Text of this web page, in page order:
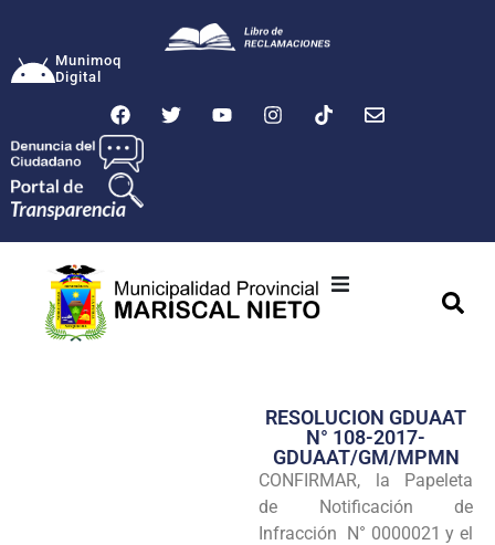
Munimoq
Digital
Transparencia
Seguridad
Programas
RESOLUCION GDUAAT
N° 108-2017-
GDUAAT/GM/MPMN
CONFIRMAR, la Papeleta
de Notificación de
Infracción N° 0000021 y el